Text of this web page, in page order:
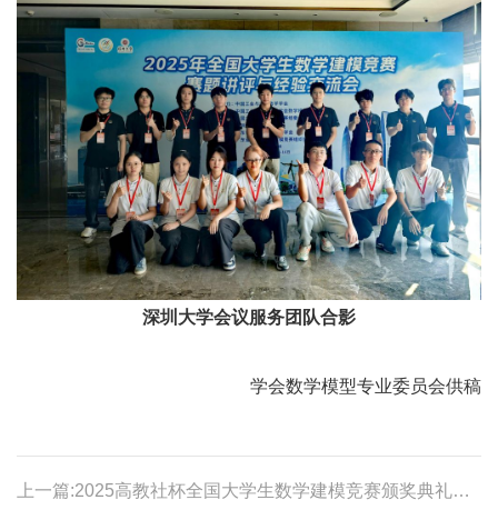
深圳大学会议服务团队合影
学会数学模型专业委员会供稿
上一篇:2025高教社杯全国大学生数学建模竞赛颁奖典礼在清华大学隆重举行